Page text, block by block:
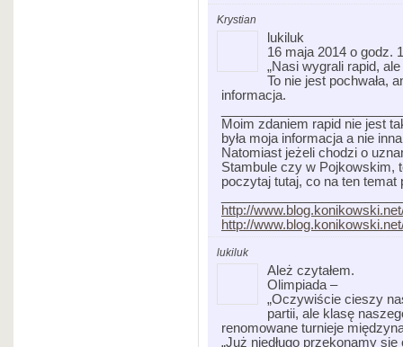
Krystian
lukiluk
16 maja 2014 o godz.
„Nasi wygrali rapid,
To nie jest pochwała,
informacja.
Moim zdaniem rapid nie jest
była moja informacja a nie
Natomiast jeżeli chodzi o
Stambule czy w Pojkowskim,
poczytaj tutaj, co na ten
http://
http://
lukiluk
Ależ czytałem.
Olimpiada –
„Oczywiście cieszy
partii, ale klasę
renomowane turnieje
„Już niedługo przekonamy